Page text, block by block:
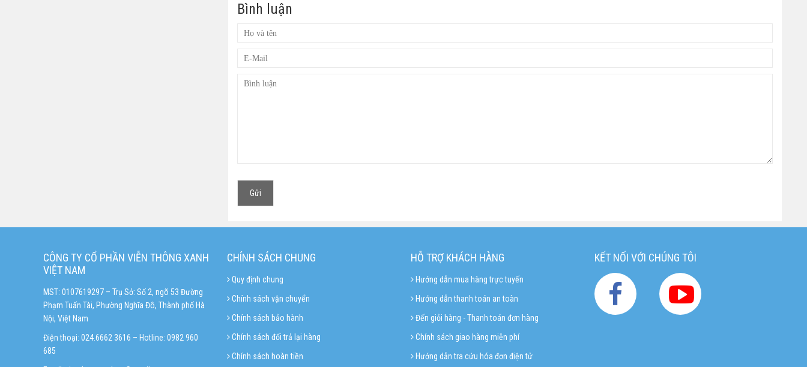
Bình luận
CÔNG TY CỔ PHẦN VIỄN THÔNG XANH
VIỆT NAM
MST: 0107619297 – Trụ Sở: Số 2, ngõ 53 Đường
Phạm Tuấn Tài, Phường Nghĩa Đô, Thành phố Hà
Nội, Việt Nam
Điện thoại: 024.6662 3616 – Hotline: 0982 960
685
CHÍNH SÁCH CHUNG
Quy định chung
Chính sách vận chuyển
Chính sách bảo hành
Chính sách đổi trả lại hàng
Chính sách hoàn tiền
HỖ TRỢ KHÁCH HÀNG
Hướng dẫn mua hàng trực tuyến
Hướng dẫn thanh toán an toàn
Đến giỏi hàng - Thanh toán đơn hàng
Chính sách giao hàng miễn phí
Hướng dẫn tra cứu hóa đơn điện tử
KẾT NỐI VỚI CHÚNG TÔI